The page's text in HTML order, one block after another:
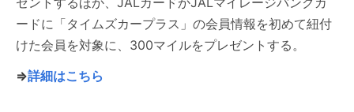
ードに「タイムズカープラス」の会員情報を初めて紐付
けた会員を対象に、300マイルをプレゼントする。
⇒詳細はこちら